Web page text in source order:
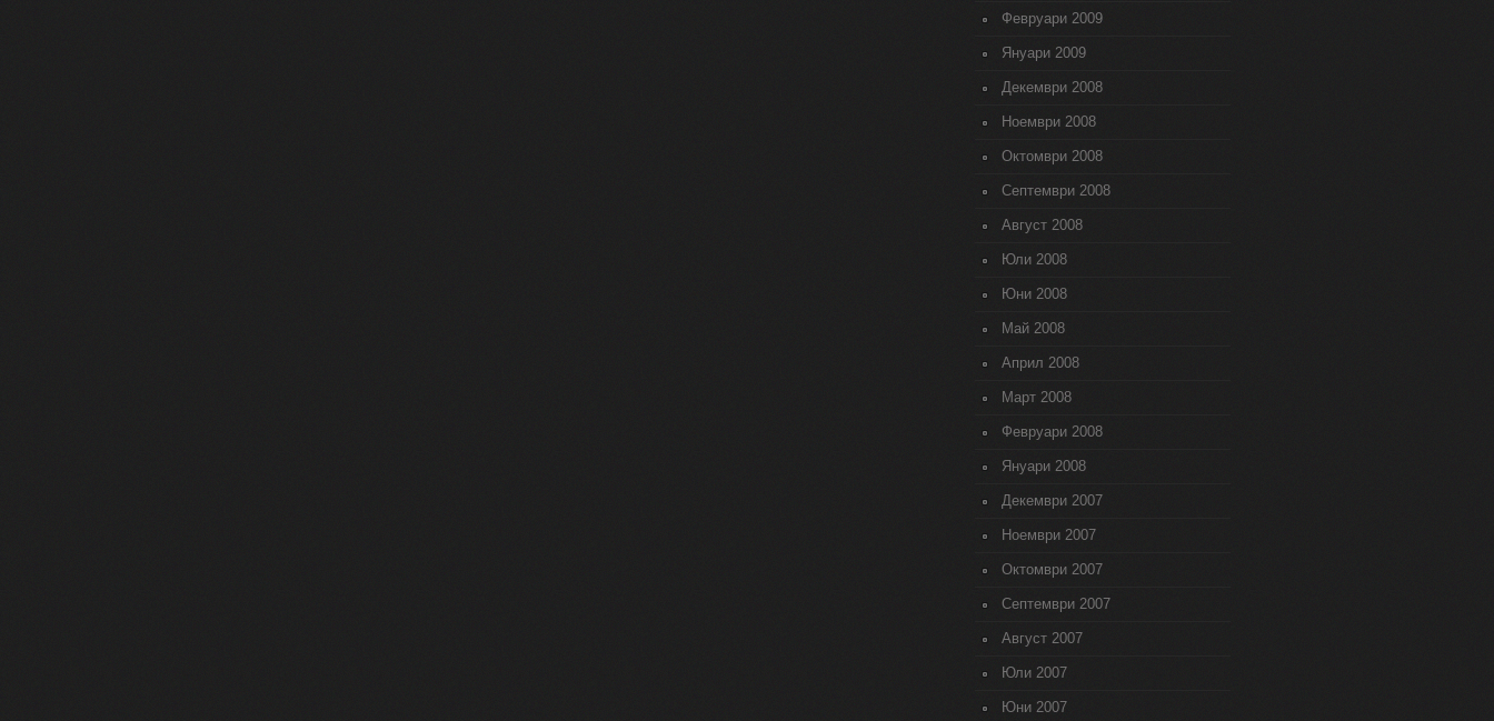
Февруари 2009
Януари 2009
Декември 2008
Ноември 2008
Октомври 2008
Септември 2008
Август 2008
Юли 2008
Юни 2008
Май 2008
Април 2008
Март 2008
Февруари 2008
Януари 2008
Декември 2007
Ноември 2007
Октомври 2007
Септември 2007
Август 2007
Юли 2007
Юни 2007